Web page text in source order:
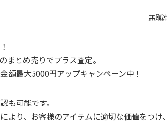
無職
まとめ売りでプラス査定。
額最大5000円アップキャンペーン中！
も可能です。
より、お客様のアイテムに適切な価値をつけ